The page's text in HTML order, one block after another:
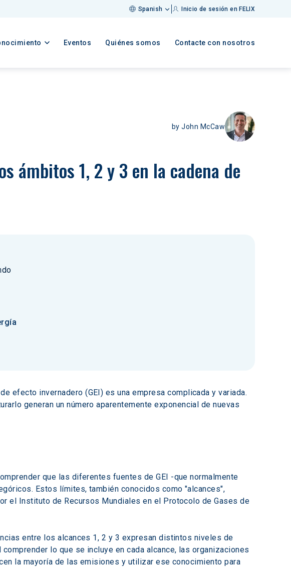
Spanish Inicio de sesión en FELIX
Eventos Quiénes somos Contacte con nosotros
byJohn McCaw
ámbitos 1, 2 y 3 en la cadena de
efecto invernadero (GEI) es una empresa complicada y variada.
generan un número aparentemente exponencial de nuevas
que las diferentes fuentes de GEI -que normalmente
Estos límites, también conocidos como "alcances",
el Instituto de Recursos Mundiales en el Protocolo de Gases de
entre los alcances 1, 2 y 3 expresan distintos niveles de
lo que se incluye en cada alcance, las organizaciones
la mayoría de las emisiones y utilizar ese conocimiento para